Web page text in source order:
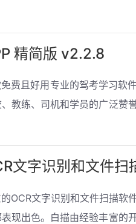
精简版 v2.2.8
费且好用专业的驾考学习软
教练、司机和学员的广泛赞
文字识别和文件扫
OCR文字识别和文件扫描软
现出色。白描由经验丰富的